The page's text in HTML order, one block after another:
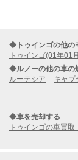
◆トゥインゴの他の
トゥインゴ(01年01
◆ルノーの他の車の
ルーテシア
キャプ
◆車を売却する
トゥインゴの車買取